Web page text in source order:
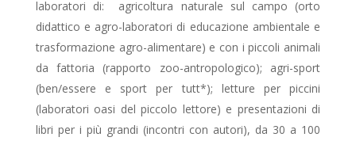
laboratori di: agricoltura naturale sul campo (orto
didattico e agro-laboratori di educazione ambientale e
trasformazione agro-alimentare) e con i piccoli animali
da fattoria (rapporto zoo-antropologico); agri-sport
(ben/essere e sport per tutt*); letture per piccini
(laboratori oasi del piccolo lettore) e presentazioni di
libri per i più grandi (incontri con autori), da 30 a 100